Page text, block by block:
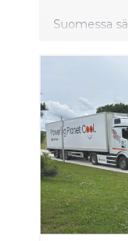
Suomessa
maksavat
kuitenkaan
sähkön
kuluttajille